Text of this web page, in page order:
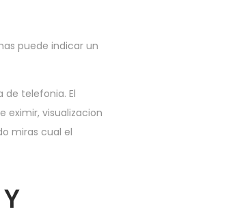
puede indicar un
de telefonia. El
eximir, visualizacion
miras cual el